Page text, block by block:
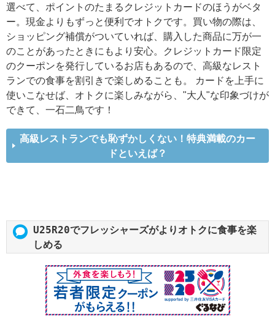
選べて、ポイントのたまるクレジットカードのほうがベタ
ー。現金よりもずっと便利でオトクです。買い物の際は、
ショッピング補償がついていれば、購入した商品に万が一
のことがあったときにもより安心。クレジットカード限定
のクーポンを発行しているお店もあるので、高級なレスト
ランでの食事を割引きで楽しめることも。 カードを上手に
使いこなせば、オトクに楽しみながら、"大人"な印象づけが
できて、一石二鳥です！
高級レストランでも恥ずかしくない！特典満載のカー
ドといえば？
U25R20でフレッシャーズがよりオトクに食事を楽
しめる